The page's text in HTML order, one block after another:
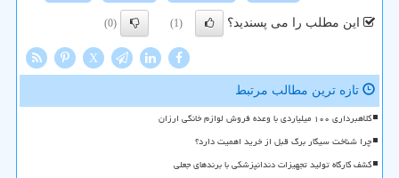
این مطلب را می پسندید؟ (1)
(0)
X
تازه ترین مطالب مرتبط
کلاهبرداری ۱۰۰ میلیاردی با وعده فروش لوازم خانگی ارزان
چرا شناخت سیگار برگ قبل از خرید اهمیت دارد؟
کشف کارگاه تولید تجهیزات دندانپزشکی با برندهای جعلی